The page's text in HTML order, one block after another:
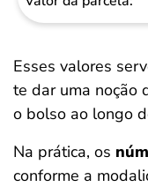
Esses valores
te dar uma noção
o bolso ao longo
Na prática, os
conforme a